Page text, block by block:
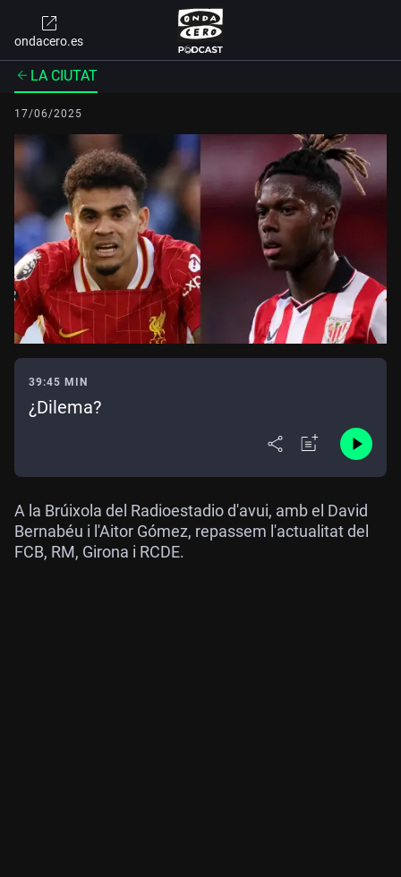
ondacero.es
LA CIUTAT
17/06/2025
39:45 MIN
¿Dilema?
A la Brúixola del Radioestadio d'avui, amb el David
Bernabéu i l'Aitor Gómez, repassem l'actualitat del
FCB, RM, Girona i RCDE.